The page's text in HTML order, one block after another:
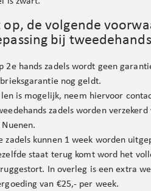
op, de volgende
bij
2e hands zadels wordt geen
nog geldt.
is mogelijk, neem hiervoor
zadels worden
zadels kunnen 1 week worden
staat terug komt word het
In overleg is een extra
van €25,- per week.